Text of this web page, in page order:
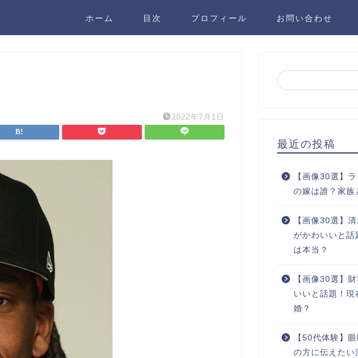
ホーム 目次 プロフィール お問い合わせ
2022年7月1日
最近の投稿
【画像30選】
の嫁は誰？家族
【画像30選】
がかわいいと話
は本当？
【画像30選】
いいと話題！現
婚？
【50代体験】
の方に伝えたい